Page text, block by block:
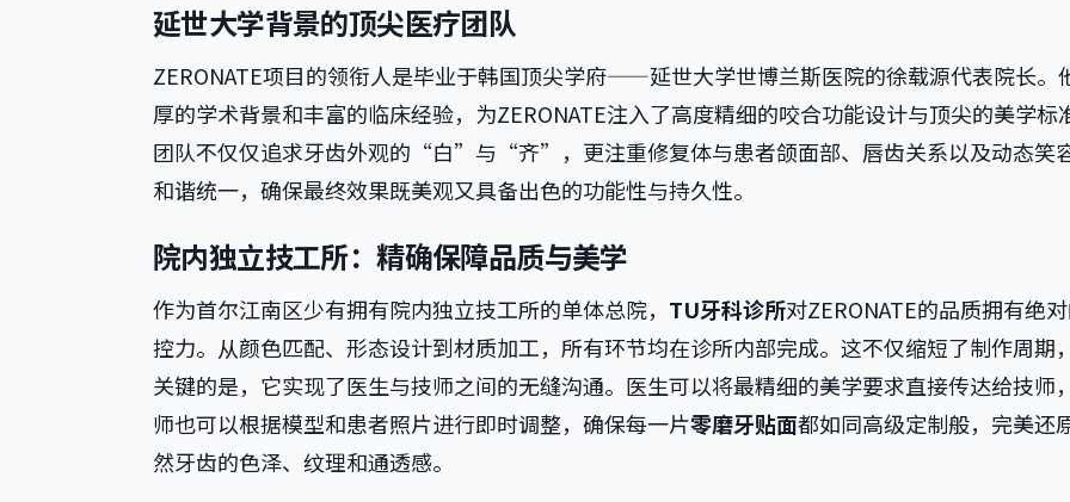
延世大学背景的顶尖医疗团队
ZERONATE项目的领衔人是毕业于韩国顶尖学府——延世大学世博兰斯医院的徐载源代表院长。
厚的学术背景和丰富的临床经验，为ZERONATE注入了高度精细的咬合功能设计与顶尖的美学标
团队不仅仅追求牙齿外观的“白”与“齐”，更注重修复体与患者颌面部、唇齿关系以及动态笑
和谐统一，确保最终效果既美观又具备出色的功能性与持久性。
院内独立技工所：精确保障品质与美学
作为首尔江南区少有拥有院内独立技工所的单体总院， TU牙科诊所对ZERONATE的品质拥有绝
控力。从颜色匹配、形态设计到材质加工，所有环节均在诊所内部完成。这不仅缩短了制作周期
关键的是，它实现了医生与技师之间的无缝沟通。医生可以将最精细的美学要求直接传达给技师
师也可以根据模型和患者照片进行即时调整，确保每一片零磨牙贴面都如同高级定制般，完美还
然牙齿的色泽、纹理和通透感。